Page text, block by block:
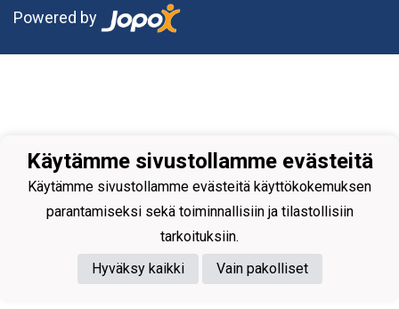
Powered by
Käytämme sivustollamme evästeitä
Käytämme sivustollamme evästeitä käyttökokemuksen
parantamiseksi sekä toiminnallisiin ja tilastollisiin
tarkoituksiin.
Hyväksy kaikki
Vain pakolliset